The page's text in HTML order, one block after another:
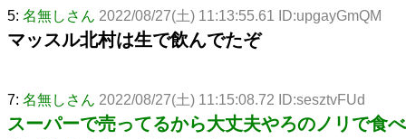
5: 名無しさん 2022/08/27(土) 11:13:55.61 ID:upgayGmQM
マッスル北村は生で飲んでたぞ
7: 名無しさん 2022/08/27(土) 11:15:08.72 ID:sesztvFUd
スーパーで売ってるから大丈夫やろのノリで食